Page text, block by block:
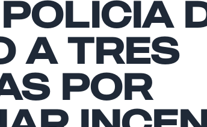
A TRES
POR